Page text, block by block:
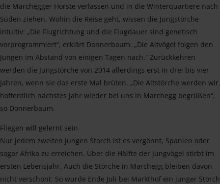
die Marchegger Horste verlassen und in die Winterquartiere nach
Süden ziehen. Wohin die Reise geht, wissen die Jungstörche
intuitiv: „Die Flugrichtung und die Flugdauer sind genetisch
vorprogrammiert“, erklärt Donnerbaum. „Die Altvögel folgen den
Jungen im Abstand von einigen Tagen nach.“ Zurückkehren
werden die Jungstörche von 2014 allerdings erst in drei bis vier
Jahren, wenn sie das erste Mal brüten. „Die Altstörche werden wir
hoffentlich nächstes Jahr wieder bei uns in Marchegg begrüßen“,
so Donnerbaum.
Fliegen will gelernt sein
Nur jedem zweiten jungen Storch ist es vergönnt, Spanien oder
sogar Afrika zu erreichen. Über die Hälfte der Jungvögel stirbt im
ersten Lebensjahr. Auch die Störche in Marchegg bleiben davon
nicht verschont. So wurde Ende Juli bei Markthof ein junger Storch